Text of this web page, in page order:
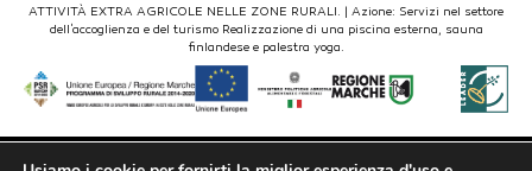
ATTIVITÀ EXTRA AGRICOLE NELLE ZONE RURALI. | Azione: Servizi nel settore
dell'accoglienza e del turismo Realizzazione di una piscina esterna, sauna
finlandese e palestra yoga.